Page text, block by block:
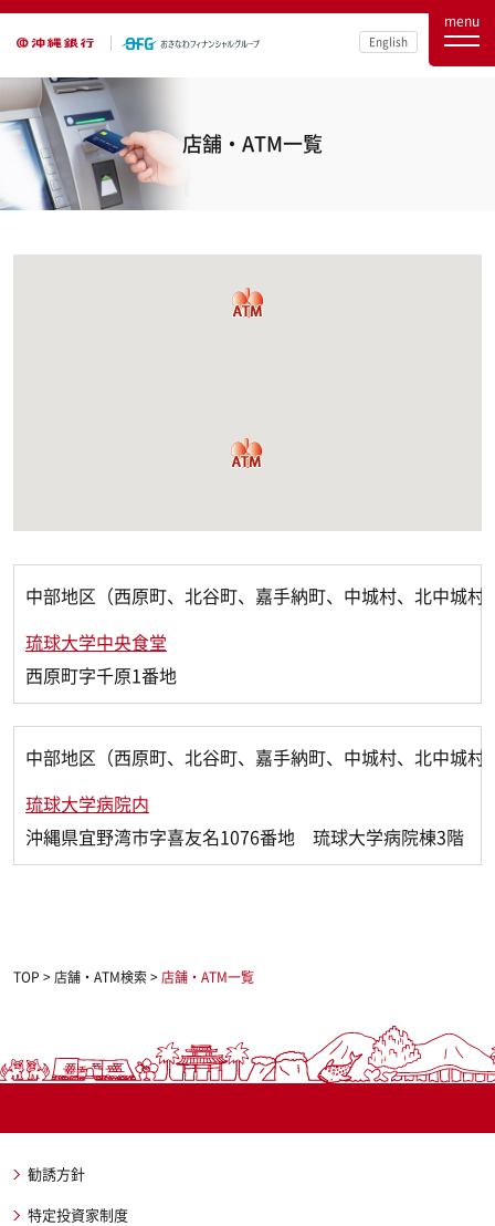
English
menu
店舗・ATM一覧
中部地区（西原町、北谷町、嘉手納町、中城村、北中城村
琉球大学中央食堂
西原町字千原1番地
中部地区（西原町、北谷町、嘉手納町、中城村、北中城村
琉球大学病院内
沖縄県宜野湾市字喜友名1076番地 琉球大学病院棟3階
TOP >店舗・ATM検索>店舗・ATM一覧
勧誘方針
特定投資家制度